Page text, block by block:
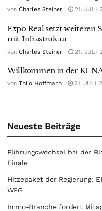
von Charles Steiner 21. JULI
Expo Real setzt weiteren
mit Infrastruktur
von Charles Steiner 21. JULI
Willkommen in der KI-
von Thilo Hoffmann 21. JULI
Neueste Beiträge
Führungswechsel bei der
Finale
Hitzepaket der Regierung:
WEG
Immo-Branche fordert